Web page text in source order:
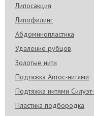
Липосакция
Липофилинг
Абдоминопластика
Удаление рубцов
Золотые нити
Подтяжка Аптос-нитями
Подтяжка нитями
Пластика подбородка